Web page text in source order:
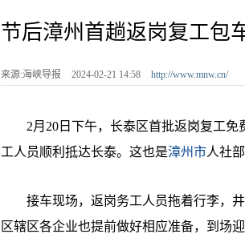
节后漳州首趟返岗复工包
来源:海峡导报 2024-02-21 14:58 http://www.mnw.cn/
2月20日下午，长泰区首批返岗复工免
工人员顺利抵达长泰。这也是漳州市人社
接车现场，返岗务工人员拖着行李，井
区辖区各企业也提前做好相应准备，到场